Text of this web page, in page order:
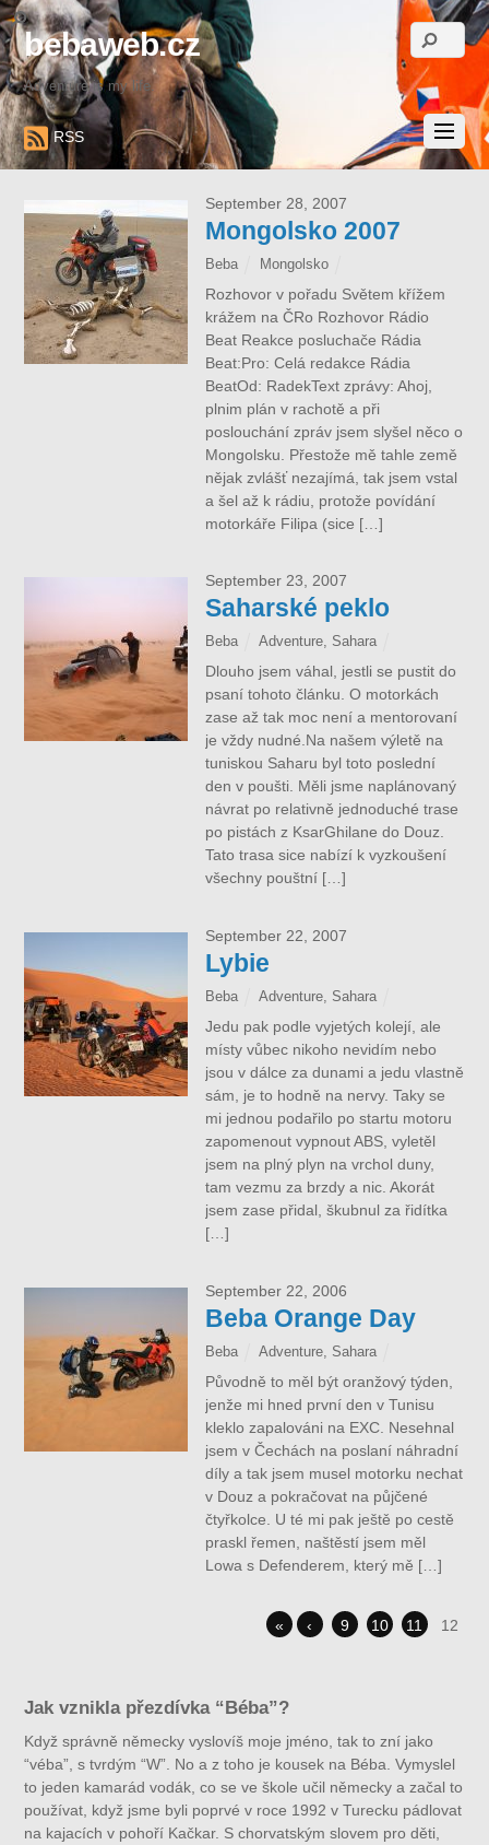
bebaweb.cz
Adventure is my life.
RSS
September 28, 2007
Mongolsko 2007
Beba Mongolsko
Rozhovor v pořadu Světem křížem
krážem na ČRo Rozhovor Rádio
Beat Reakce posluchače Rádia
Beat:Pro: Celá redakce Rádia
BeatOd: RadekText zprávy: Ahoj,
plnim plán v rachotě a při
poslouchání zpráv jsem slyšel něco o
Mongolsku. Přestože mě tahle země
nějak zvlášť nezajímá, tak jsem vstal
a šel až k rádiu, protože povídání
motorkáře Filipa (sice […]
September 23, 2007
Saharské peklo
Beba Adventure, Sahara
Dlouho jsem váhal, jestli se pustit do
psaní tohoto článku. O motorkách
zase až tak moc není a mentorovaní
je vždy nudné.Na našem výletě na
tuniskou Saharu byl toto poslední
den v poušti. Měli jsme naplánovaný
návrat po relativně jednoduché trase
po pistách z KsarGhilane do Douz.
Tato trasa sice nabízí k vyzkoušení
všechny pouštní […]
September 22, 2007
Lybie
Beba Adventure Sahara
Jedu pak podle vyjetých kolejí, ale
místy vůbec nikoho nevidím nebo
jsou v dálce za dunami a jedu vlastně
sám, je to hodně na nervy. Taky se
mi jednou podařilo po startu motoru
zapomenout vypnout ABS, vyletěl
jsem na plný plyn na vrchol duny,
tam vezmu za brzdy a nic. Akorát
jsem zase přidal, škubnul za řidítka
[…]
September 22, 2006
Beba Orange Day
Beba Adventure Sahara
Původně to měl být oranžový týden,
jenže mi hned první den v Tunisu
kleklo zapalováni na EXC. Nesehnal
jsem v Čechách na poslaní náhradní
díly a tak jsem musel motorku nechat
v Douz a pokračovat na půjčené
čtyřkolce. U té mi pak ještě po cestě
praskl řemen, naštěstí jsem měl
Lowa s Defenderem, který mě […]
« ‹ 9 10 11 12
Jak vznikla přezdívka “Béba”?
Když správně německy vyslovíš moje jméno, tak to zní jako
“véba”, s tvrdým “W”. No a z toho je kousek na Béba. Vymyslel
to jeden kamarád vodák, co se ve škole učil německy a začal to
používat, když jsme byli poprvé v roce 1992 v Turecku pádlovat
na kajacích v pohoří Kačkar. S chorvatským slovem pro děti,